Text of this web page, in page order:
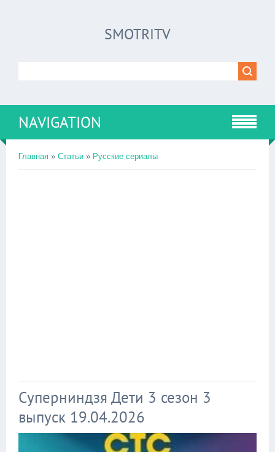
SMOTRITV
NAVIGATION
Главная » Статьи » Русские сериалы
Суперниндзя Дети 3 сезон 3
выпуск 19.04.2026